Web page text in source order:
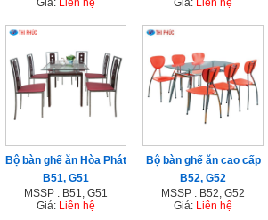
Giá: Liên hệ
Giá: Liên hệ
Bộ bàn ghế ăn Hòa Phát
B51, G51
MSSP : B51, G51
Giá: Liên hệ
Bộ bàn ghế ăn cao cấp
B52, G52
MSSP : B52, G52
Giá: Liên hệ